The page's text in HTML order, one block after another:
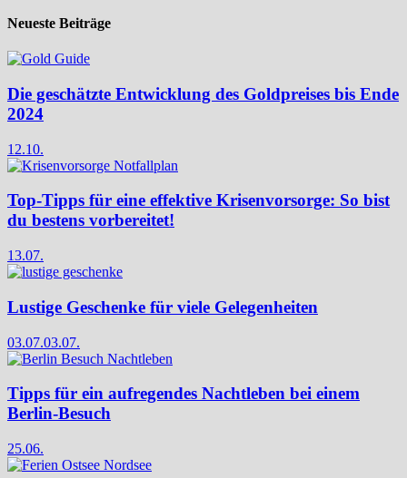
Neueste Beiträge
Die geschätzte Entwicklung des Goldpreises bis Ende
2024
12.10.
Top-Tipps für eine effektive Krisenvorsorge: So bist
du bestens vorbereitet!
13.07.
Lustige Geschenke für viele Gelegenheiten
03.07.03.07.
Tipps für ein aufregendes Nachtleben bei einem
Berlin-Besuch
25.06.